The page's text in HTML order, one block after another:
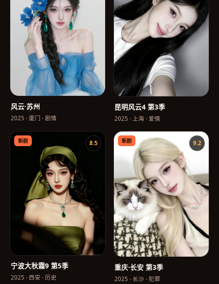
风云·苏州
2025 · 厦门 · 剧情
昆明风云4 第3季
2025 · 上海 · 爱情
新剧 8.5
宁波大秋霜9 第5季
2025 · 西安 · 历史
新剧 9.2
重庆·长安 第3季
2025 · 长沙 · 犯罪